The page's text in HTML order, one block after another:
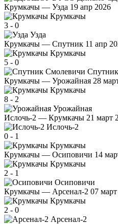
Крумкачы — Узда 19 апр 2026
Крумкачы
3 - 0
Узда
Крумкачы — Спутник 11 апр
Крумкачы
5 - 0
Крумкачы — Урожайная 28
Крумкачы
8 - 2
Урожайная
Ислочь-2 — Крумкачы 21 март
Ислочь-2
0 - 1
Крумкачы
Крумкачы — Осиповичи 14
Крумкачы
2 - 1
Осиповичи
Крумкачы — Арсенал-2 07
Крумкачы
2 - 0
Арсенал-2